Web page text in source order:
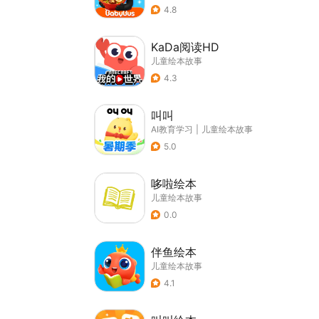
4.8
KaDa阅读HD
儿童绘本故事
4.3
叫叫
AI教育学习
儿童绘本故事
5.0
哆啦绘本
儿童绘本故事
0.0
伴鱼绘本
儿童绘本故事
4.1